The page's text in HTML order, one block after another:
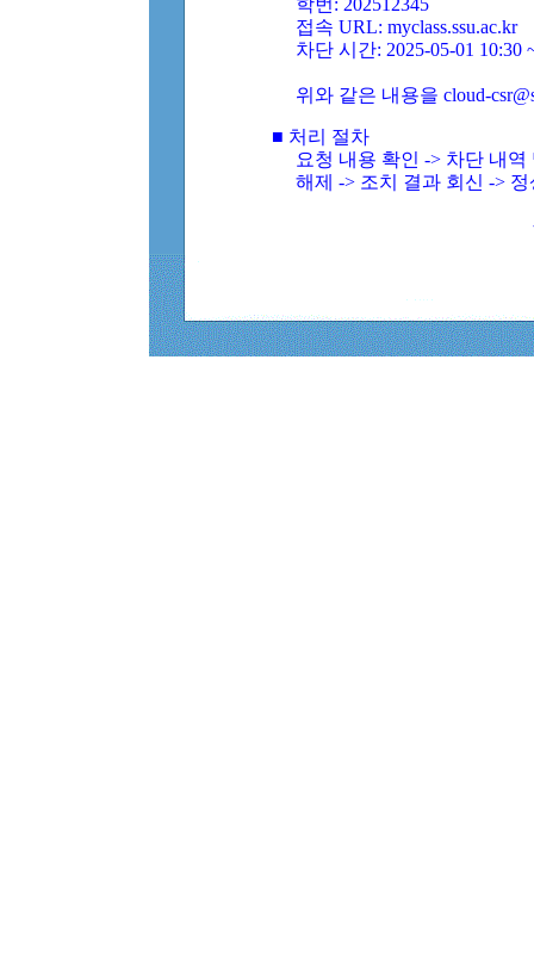
학번: 202512345
접속 URL: myclass.ssu.ac.kr
차단 시간: 2025-05-01 10:30
위와 같은 내용을 cloud-
■ 처리 절차
요청 내용 확인 -> 차단 내
해제 -> 조치 결과 회신 ->